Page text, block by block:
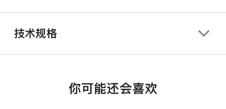
技术规格
你可能还会喜欢